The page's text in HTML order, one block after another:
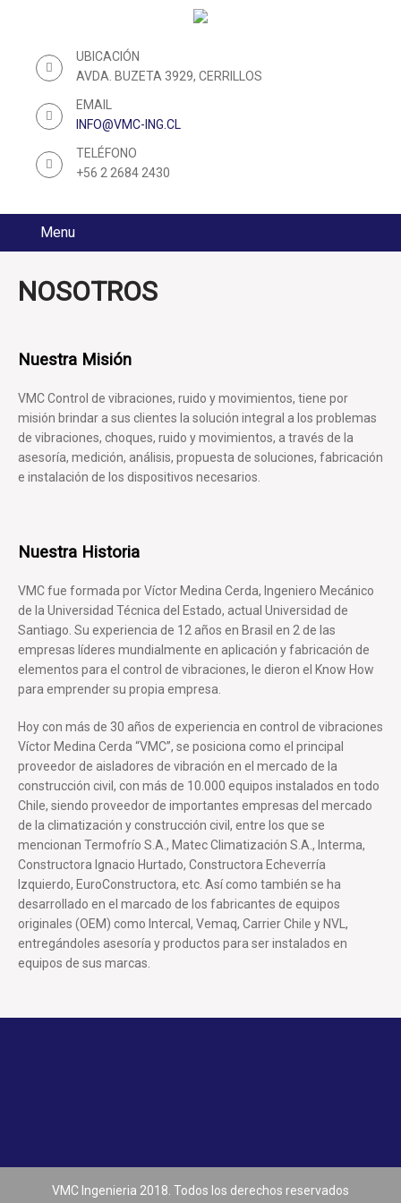
UBICACIÓN
AVDA. BUZETA 3929, CERRILLOS
EMAIL
INFO@VMC-ING.CL
TELÉFONO
+56 2 2684 2430
Menu
NOSOTROS
Nuestra Misión
VMC Control de vibraciones, ruido y movimientos, tiene por
misión brindar a sus clientes la solución integral a los problemas
de vibraciones, choques, ruido y movimientos, a través de la
asesoría, medición, análisis, propuesta de soluciones, fabricación
e instalación de los dispositivos necesarios.
Nuestra Historia
VMC fue formada por Víctor Medina Cerda, Ingeniero Mecánico
de la Universidad Técnica del Estado, actual Universidad de
Santiago. Su experiencia de 12 años en Brasil en 2 de las
empresas líderes mundialmente en aplicación y fabricación de
elementos para el control de vibraciones, le dieron el Know How
para emprender su propia empresa.
Hoy con más de 30 años de experiencia en control de vibraciones
Víctor Medina Cerda “VMC”, se posiciona como el principal
proveedor de aisladores de vibración en el mercado de la
construcción civil, con más de 10.000 equipos instalados en todo
Chile, siendo proveedor de importantes empresas del mercado
de la climatización y construcción civil, entre los que se
mencionan Termofrío S.A., Matec Climatización S.A., Interma,
Constructora Ignacio Hurtado, Constructora Echeverría
Izquierdo, EuroConstructora, etc. Así como también se ha
desarrollado en el marcado de los fabricantes de equipos
originales (OEM) como Intercal, Vemaq, Carrier Chile y NVL,
entregándoles asesoría y productos para ser instalados en
equipos de sus marcas.
VMC Ingenieria 2018. Todos los derechos reservados